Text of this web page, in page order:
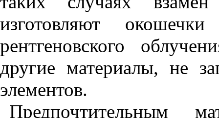
изготовляют
рентгеновского
другие материалы, не
элементов.
Предпочтительным